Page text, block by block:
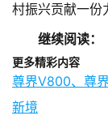
村振兴贡献一份
继续阅读：
更多精彩内容
尊界V800、尊
新境